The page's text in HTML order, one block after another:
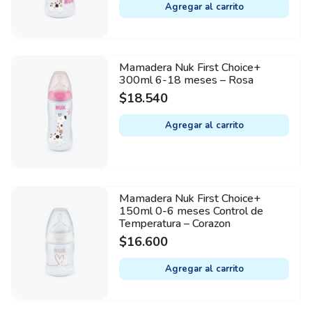
Agregar al carrito
Mamadera Nuk First Choice+
300ml 6-18 meses – Rosa
$18.540
Agregar al carrito
Mamadera Nuk First Choice+
150ml 0-6 meses Control de
Temperatura – Corazon
$16.600
Agregar al carrito